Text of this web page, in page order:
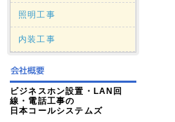
照明工事
内装工事
ビジネスホン設置・LAN回
線・電話工事の
日本コールシステムズ